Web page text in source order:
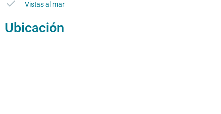
Vistas al mar
Ubicación